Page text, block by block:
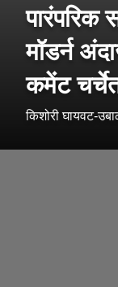
पारंपरिक
मॉडर्न
कमेंट
किशोरी घायवट-